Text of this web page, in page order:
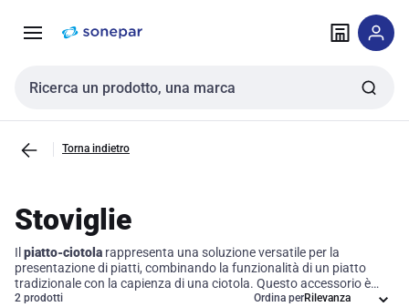
navigazione alla
Cerca input
Torna indietro
Stoviglie
Il piatto-ciotola rappresenta una soluzione versatile per la
presentazione di piatti, combinando la funzionalità di un piatto
tradizionale con la capienza di una ciotola. Questo accessorio è
ideale per servire una vasta gamma di pietanze, sia solide che
2 prodotti Ordina per